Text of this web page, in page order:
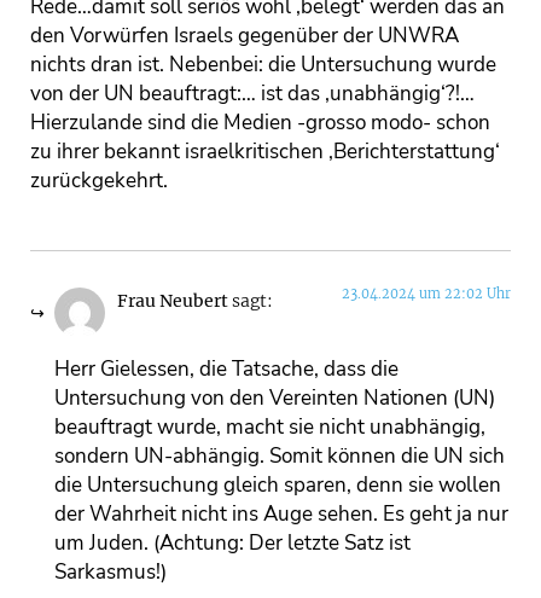
Rede…damit soll seriös wohl ‚belegt‘ werden das an
den Vorwürfen Israels gegenüber der UNWRA
nichts dran ist. Nebenbei: die Untersuchung wurde
von der UN beauftragt:… ist das ‚unabhängig‘?!…
Hierzulande sind die Medien -grosso modo- schon
zu ihrer bekannt israelkritischen ‚Berichterstattung‘
zurückgekehrt.
Frau Neubertsagt: 23.04.2024 um 22:02 Uhr
Herr Gielessen, die Tatsache, dass die
Untersuchung von den Vereinten Nationen (UN)
beauftragt wurde, macht sie nicht unabhängig,
sondern UN-abhängig. Somit können die UN sich
die Untersuchung gleich sparen, denn sie wollen
der Wahrheit nicht ins Auge sehen. Es geht ja nur
um Juden. (Achtung: Der letzte Satz ist
Sarkasmus!)